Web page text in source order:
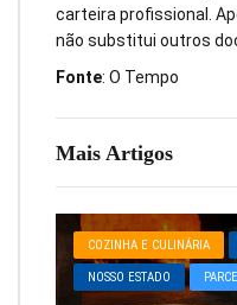
Mais Artigos
COZINHA E CULINÁRIA
NOSSO ESTADO
carteira profissional.
não substitui outros
Fonte: O Tempo